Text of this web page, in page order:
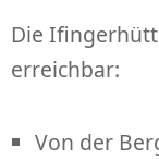
Die
erreichbar:
Von der